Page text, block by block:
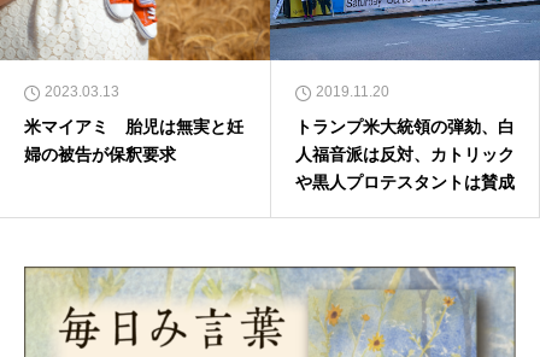
2023.03.13
米マイアミ 胎児は無実と妊
婦の被告が保釈要求
2019.11.20
トランプ米大統領の弾劾、白
人福音派は反対、カトリック
や黒人プロテスタントは賛成